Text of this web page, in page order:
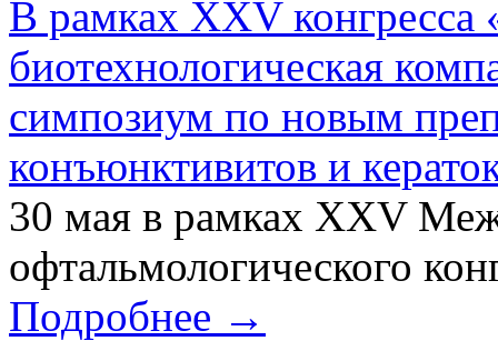
В рамках XXV конгресса
биотехнологическая
симпозиум по новым
конъюнктивитов и
30 мая в рамках XXV
офтальмологического
Подробнее →